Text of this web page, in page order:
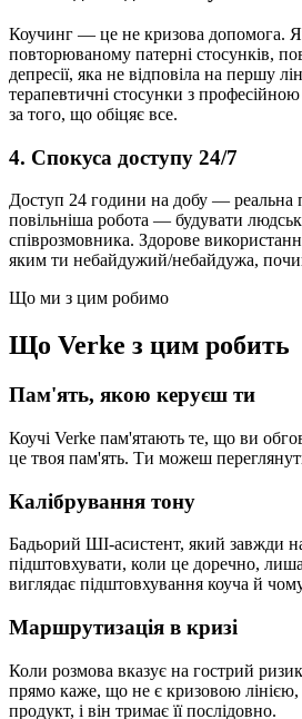
Коучинг — це не кризова допомога.
повторюваному патерні стосунків,
депресії, яка не відповіла на першу
терапевтичні стосунки з
за того, що обіцяє все.
4. Спокуса доступу 24/7
Доступ 24 години на добу — реальна
повільніша робота — будувати
співрозмовника. Здорове
яким ти небайдужий/небайдужа,
Що ми з цим робимо
Що Verke з цим робить
Пам'ять, якою керуєш ти
Коучі Verke пам'ятають те, що ви
це твоя пам'ять. Ти можеш
Калібрування тону
Бадьорий ШІ-асистент, який завжди
підштовхувати, коли це доречно,
виглядає підштовхування коуча й
Маршрутизація в кризі
Коли розмова вказує на гострий
прямо каже, що не є кризовою
продукт, і він тримає її послідовно.